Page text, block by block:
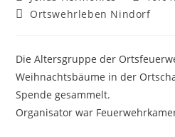
Autor:
Beitrags-
Ortswehrleben Nindorf
Die Altersgruppe der
Weihnachtsbäume in der
Spende gesammelt.
Organisator war